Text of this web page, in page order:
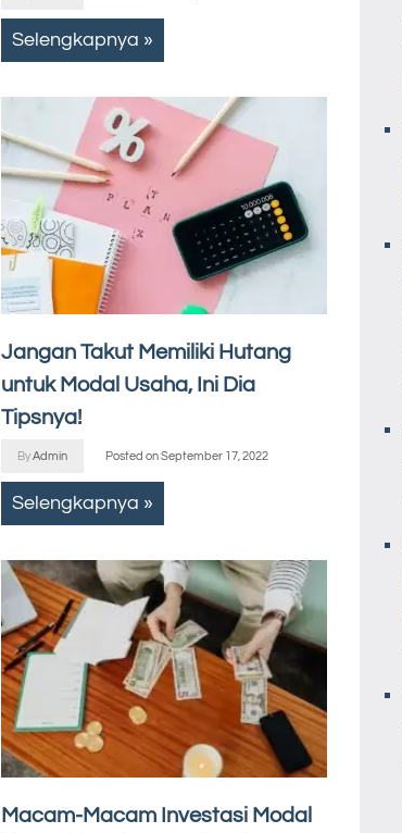
Selengkapnya »
Jangan Takut Memiliki Hutang
untuk Modal Usaha, Ini Dia
Tipsnya!
ByAdmin Posted onSeptember 17, 2022
Selengkapnya »
Macam-Macam Investasi Modal